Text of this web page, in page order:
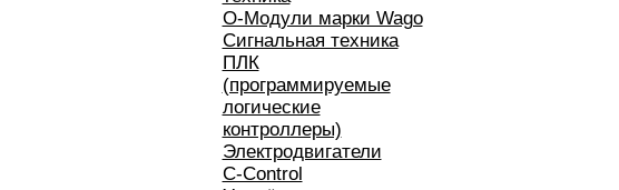
O-Модули марки Wago
Сигнальная техника
ПЛК
(программируемые
логические
контроллеры)
Электродвигатели
C-Control